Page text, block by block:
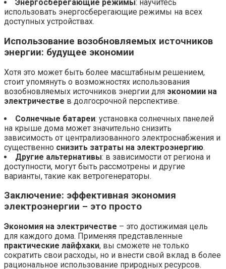
Энергосберегающие режимы: научитесь
использовать энергосберегающие режимы на всех
доступных устройствах.
Использование возобновляемых источников
энергии: будущее экономии
Хотя это может быть более масштабным решением,
стоит упомянуть о возможностях использования
возобновляемых источников энергии для экономии на
электричестве в долгосрочной перспективе.
Солнечные батареи: установка солнечных панелей
на крыше дома может значительно снизить
зависимость от централизованного электроснабжения и
существенно снизить затраты на электроэнергию.
Другие альтернативы: в зависимости от региона и
доступности, могут быть рассмотрены и другие
варианты, такие как ветрогенераторы.
Заключение: эффективная экономия
электроэнергии – это просто
Экономия на электричестве – это достижимая цель
для каждого дома. Применяя представленные
практические лайфхаки, вы сможете не только
сократить свои расходы, но и внести свой вклад в более
рациональное использование природных ресурсов.